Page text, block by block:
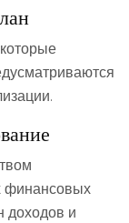
финансовых
доходов и